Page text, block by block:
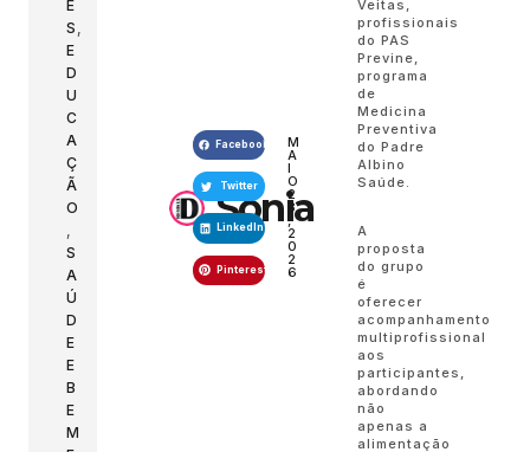
E
S
E
D
U
C
A
Ç
Ã
O
S
A
Ú
D
E
E
B
E
M
Sonia
Facebook
Twitter
LinkedIn
Pinterest
M
A
I
O
2
8
,
2
0
2
6
Veitas,
profissionais
do PAS
Previne,
programa
de
Medicina
Preventiva
do Padre
Albino
Saúde.
A
proposta
do grupo
é
oferecer
acompanhamento
multiprofissional
aos
participantes,
abordando
não
apenas a
alimentação